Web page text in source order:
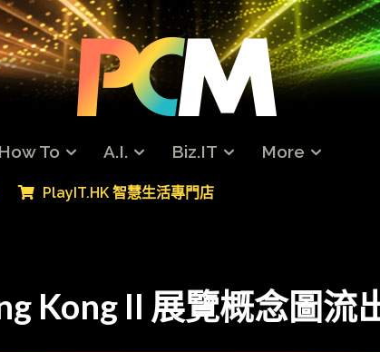
How To A.I. Biz.IT More
PlayIT.HK 智慧生活專門店
Kong II 展覽概念圖流